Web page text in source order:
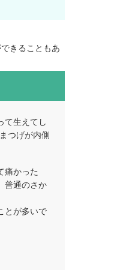
きることもあ
て生えてし
つげが内側
痛かった
普通のさか
とが多いで